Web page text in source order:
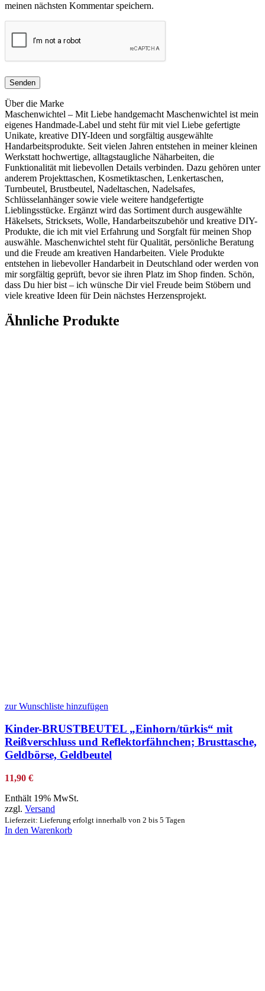
meinen nächsten Kommentar speichern.
Über die Marke
Maschenwichtel – Mit Liebe handgemacht Maschenwichtel ist mein
eigenes Handmade-Label und steht für mit viel Liebe gefertigte
Unikate, kreative DIY-Ideen und sorgfältig ausgewählte
Handarbeitsprodukte. Seit vielen Jahren entstehen in meiner kleinen
Werkstatt hochwertige, alltagstaugliche Näharbeiten, die
Funktionalität mit liebevollen Details verbinden. Dazu gehören unter
anderem Projekttaschen, Kosmetiktaschen, Lenkertaschen,
Turnbeutel, Brustbeutel, Nadeltaschen, Nadelsafes,
Schlüsselanhänger sowie viele weitere handgefertigte
Lieblingsstücke. Ergänzt wird das Sortiment durch ausgewählte
Häkelsets, Stricksets, Wolle, Handarbeitszubehör und kreative DIY-
Produkte, die ich mit viel Erfahrung und Sorgfalt für meinen Shop
auswähle. Maschenwichtel steht für Qualität, persönliche Beratung
und die Freude am kreativen Handarbeiten. Viele Produkte
entstehen in liebevoller Handarbeit in Deutschland oder werden von
mir sorgfältig geprüft, bevor sie ihren Platz im Shop finden. Schön,
dass Du hier bist – ich wünsche Dir viel Freude beim Stöbern und
viele kreative Ideen für Dein nächstes Herzensprojekt.
Ähnliche Produkte
zur Wunschliste hinzufügen
Kinder-BRUSTBEUTEL „Einhorn/türkis“ mit
Reißverschluss und Reflektorfähnchen; Brusttasche,
Geldbörse, Geldbeutel
11,90 €
Enthält 19% MwSt.
zzgl. Versand
Lieferzeit: Lieferung erfolgt innerhalb von 2 bis 5 Tagen
In den Warenkorb